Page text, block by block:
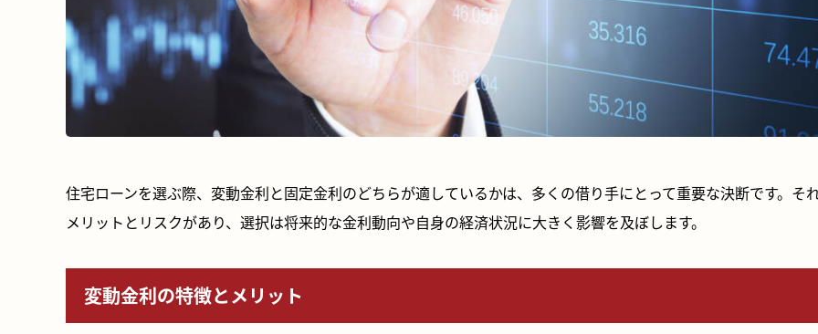
住宅ローンを選ぶ際、変動金利と固定金利のどちらが適しているかは、多くの借り手にとって重要な決断です。そ
メリットとリスクがあり、選択は将来的な金利動向や自身の経済状況に大きく影響を及ぼします。
変動金利の特徴とメリット